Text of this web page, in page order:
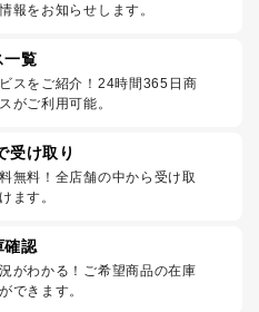
報をお知らせします。
一覧
スをご紹介！24時間365日商
がご利用可能。
受け取り
無料！全店舗の中から受け取
ます。
確認
がわかる！ご希望商品の在庫
できます。